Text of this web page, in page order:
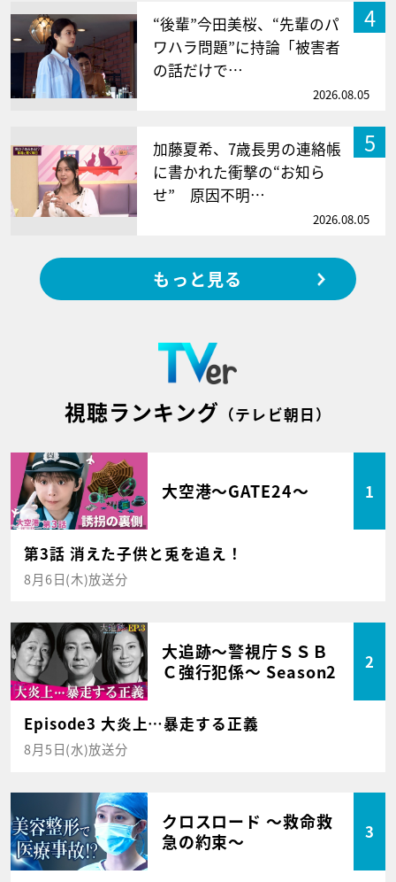
4
“後輩”今田美桜、“先輩のパ
ワハラ問題”に持論「被害者
の話だけで…
2026.08.05
5
加藤夏希、7歳長男の連絡帳
に書かれた衝撃の“お知ら
せ” 原因不明…
2026.08.05
もっと見る
視聴ランキング （テレビ朝日）
大空港～GATE24～ 1
第3話 消えた子供と兎を追え！
8月6日(木)放送分
大追跡～警視庁ＳＳＢ
Ｃ強行犯係～ Season2
2
Episode3 大炎上…暴走する正義
8月5日(水)放送分
クロスロード ～救命救
急の約束～
3